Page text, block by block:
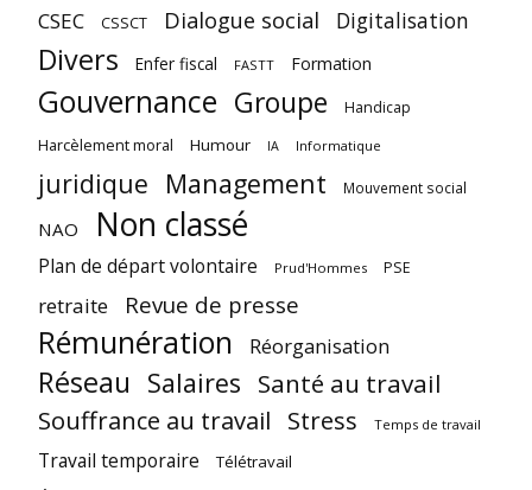
CSEC CSSCT Dialogue social Digitalisation
Divers Enfer fiscal FASTT Formation
Gouvernance Groupe Handicap
Harcèlement moral Humour IA Informatique
juridique Management Mouvement social
NAO Non classé
Plan de départ volontaire Prud'Hommes PSE
retraite Revue de presse
Rémunération Réorganisation
Réseau Salaires Santé au travail
Souffrance au travail Stress Temps de travail
Travail temporaire Télétravail